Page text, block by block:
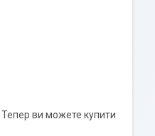
Тепер ви можете купити